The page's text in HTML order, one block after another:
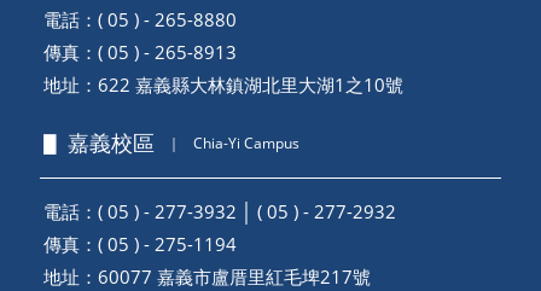
電話：( 05 ) - 265-8880
傳真：( 05 ) - 265-8913
地址： 622 嘉義縣大林鎮湖北里大湖1之10號
▋ 嘉義校區 ｜ Chia-Yi Campus
電話：( 05 ) - 277-3932 │ ( 05 ) - 277-2932
傳真：( 05 ) - 275-1194
地址： 60077 嘉義市盧厝里紅毛埤217號